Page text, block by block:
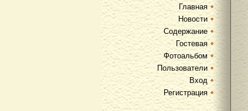
Главная
Новости
Содержание
Гостевая
Фотоальбом
Пользователи
Вход
Регистрация